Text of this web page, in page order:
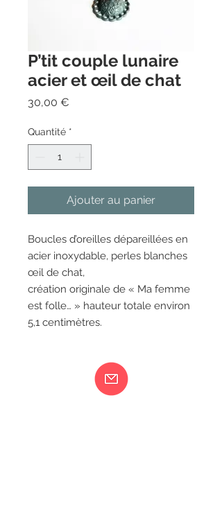
P’tit couple lunaire
acier et œil de chat
30,00 €
Quantité *
Ajouter au panier
Boucles d’oreilles dépareillées en
acier inoxydable, perles blanches
œil de chat,
création originale de « Ma femme
est folle… » hauteur totale environ
5,1 centimètres.